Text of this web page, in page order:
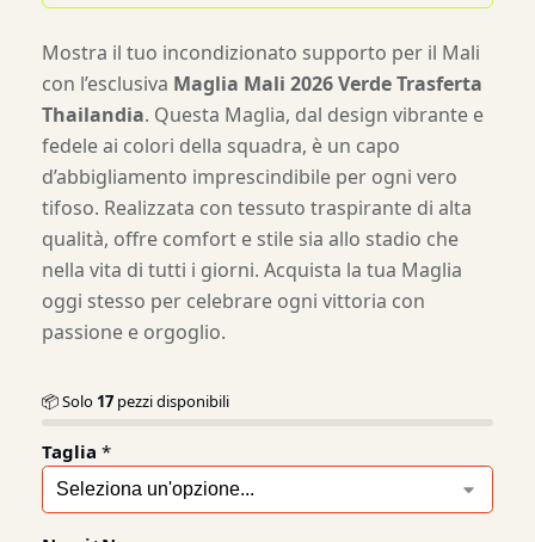
Mostra il tuo incondizionato supporto per il Mali
con l’esclusiva Maglia Mali 2026 Verde Trasferta
Thailandia. Questa Maglia, dal design vibrante e
fedele ai colori della squadra, è un capo
d’abbigliamento imprescindibile per ogni vero
tifoso. Realizzata con tessuto traspirante di alta
qualità, offre comfort e stile sia allo stadio che
nella vita di tutti i giorni. Acquista la tua Maglia
oggi stesso per celebrare ogni vittoria con
passione e orgoglio.
📦 Solo 17 pezzi disponibili
Taglia *